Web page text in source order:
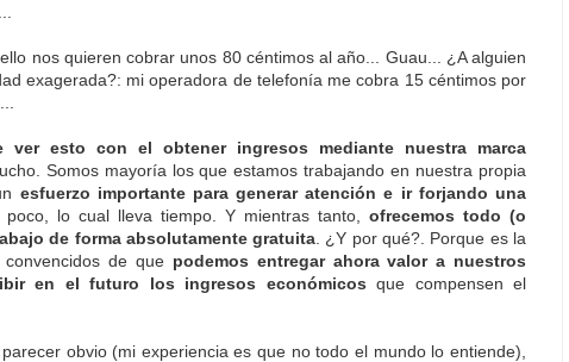
nos quieren cobrar unos 80 céntimos al año... Guau... ¿A alguien
exagerada?: mi operadora de telefonía me cobra 15 céntimos por
ver esto con el obtener ingresos mediante nuestra marca
Somos mayoría los que estamos trabajando en nuestra propia
esfuerzo importante para generar atención e ir forjando una
poco, lo cual lleva tiempo. Y mientras tanto, ofrecemos todo (o
de forma absolutamente gratuita . ¿Y por qué?. Porque es la
de que podemos entregar ahora valor a nuestros
en el futuro los ingresos económicos que compensen el
obvio (mi experiencia es que no todo el mundo lo entiende),